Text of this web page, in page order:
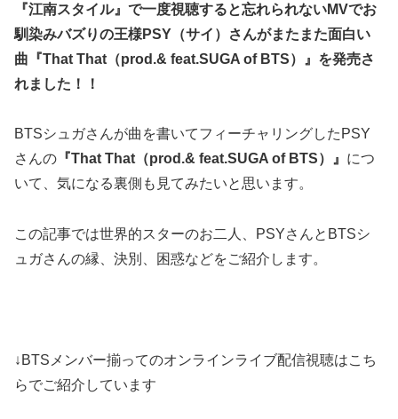
『江南スタイル』で一度視聴すると忘れられないMVでお
馴染みバズりの王様PSY（サイ）さんがまたまた面白い
曲『That That（prod.& feat.SUGA of BTS）』を発売さ
れました！！
BTSシュガさんが曲を書いてフィーチャリングしたPSY
さんの 『That That（prod.& feat.SUGA of BTS）』 につ
いて、気になる裏側も見てみたいと思います。
この記事では世界的スターのお二人、PSYさんとBTSシ
ュガさんの縁、決別、困惑などをご紹介します。
↓BTSメンバー揃ってのオンラインライブ配信視聴はこち
らでご紹介しています